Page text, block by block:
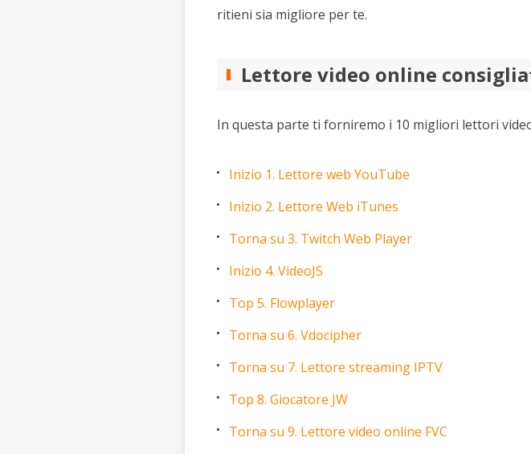
ritieni sia migliore per te.
Lettore video online
In questa parte ti forniremo i 10 migliori lettori
Inizio 1. Lettore web YouTube
Inizio 2. Lettore Web iTunes
Torna su 3. Twitch Web Player
Inizio 4. VideoJS
Top 5. Flowplayer
Torna su 6. Vdocipher
Torna su 7. Lettore streaming IPTV
Top 8. Giocatore JW
Torna su 9. Lettore video online FVC